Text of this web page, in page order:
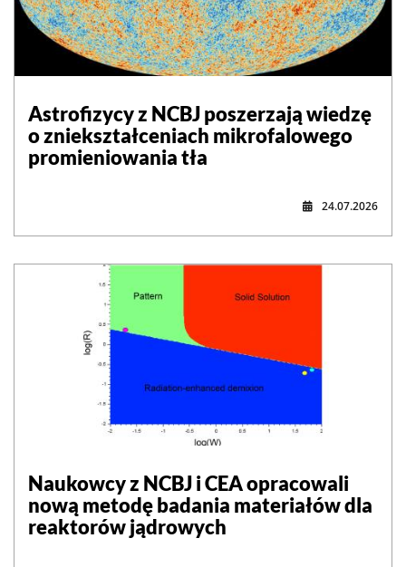
Astrofizycy z NCBJ poszerzają wiedzę
o zniekształceniach mikrofalowego
promieniowania tła
24.07.2026
Naukowcy z NCBJ i CEA opracowali
nową metodę badania materiałów dla
reaktorów jądrowych